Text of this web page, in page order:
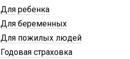
Для ребенка
Для беременных
Для пожилых людей
Годовая страховка